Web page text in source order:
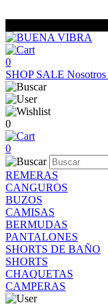
0
SHOP SALE Nosotros
0
0
REMERAS
CANGUROS
BUZOS
CAMISAS
BERMUDAS
PANTALONES
SHORTS DE BAÑO
SHORTS
CHAQUETAS
CAMPERAS